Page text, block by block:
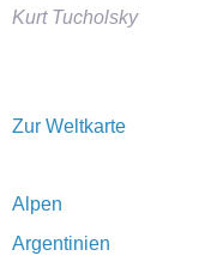
Kurt Tucholsky
Zur Weltkarte
Alpen
Argentinien